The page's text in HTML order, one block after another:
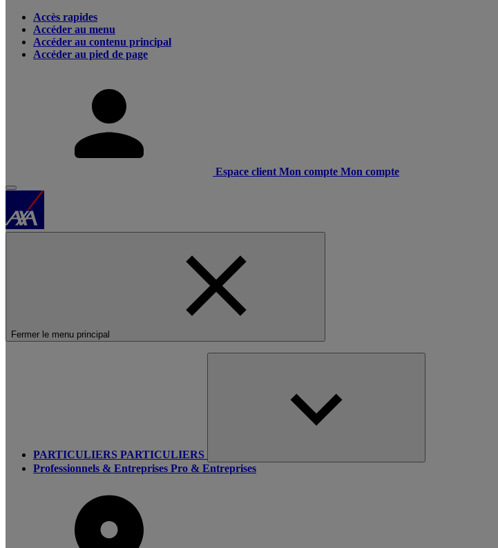
Accès rapides
Accéder au menu
Accéder au contenu principal
Accéder au pied de page
Espace client Mon compte Mon compte
Fermer le menu principal
PARTICULIERS PARTICULIERS
Professionnels & Entreprises Pro & Entreprises